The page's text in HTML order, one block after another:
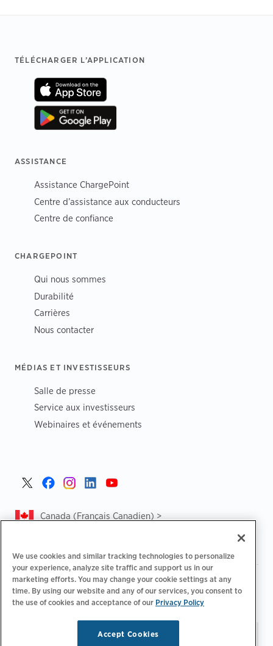
Footer
TÉLÉCHARGER L’APPLICATION
ASSISTANCE
Assistance ChargePoint
Centre d’assistance aux conducteurs
Centre de confiance
CHARGEPOINT
Qui nous sommes
Durabilité
Carrières
Nous contacter
MÉDIAS ET INVESTISSEURS
Salle de presse
Service aux investisseurs
Webinaires et événements
Canada (Français Canadien) >
Politique de confidentialité‌ | Choix de confidentialité
Informations légales | Déclaration d'accessibilité |
Code de
conduite des fournisseurs
| CA Forced and Child Labour Report
Préférences © 2026 ChargePoint, Inc.
We use cookies and similar tracking technologies to personalize
your experience, analyze site traffic and support us in our
marketing efforts. You may change your cookie settings at any
time. By using our website and any of our services, you consent to
the use of cookies and acceptance of our Privacy Policy
Accept Cookies